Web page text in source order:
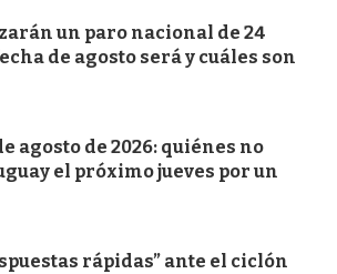
un paro nacional de 24
de agosto será y cuáles son
agosto de 2026: quiénes no
el próximo jueves por un
rápidas” ante el ciclón